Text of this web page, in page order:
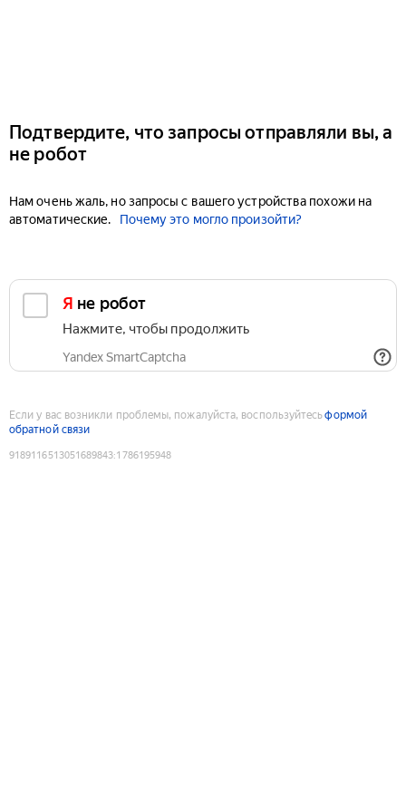
Подтвердите, что запросы отправляли вы, а
не робот
Нам очень жаль, но запросы с вашего устройства похожи на
автоматические.
Почему это могло произойти?
Я не робот
Нажмите, чтобы продолжить
Yandex SmartCaptcha
Если у вас возникли проблемы, пожалуйста, воспользуйтесьформой
обратной связи
9189116513051689843:1786195948